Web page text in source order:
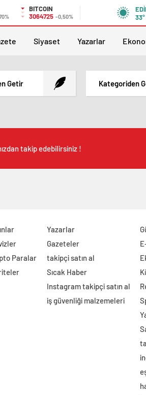
BITCOIN
3064725 -0,50%
33°
Siyaset Yazarlar
Getir Kategoriden
takip edebilirsiniz !
Paralar
Yazarlar
Gazeteler
takipçi satın al
Sıcak Haber
Instagram takipçi satın al
iş güvenliği malzemeleri